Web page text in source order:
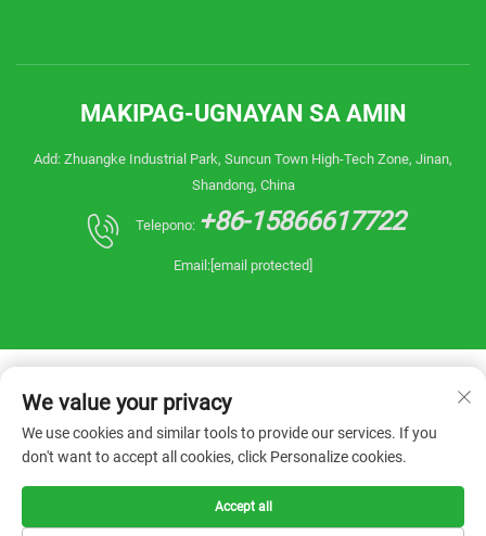
MAKIPAG-UGNAYAN SA AMIN
Add: Zhuangke Industrial Park, Suncun Town High-Tech Zone, Jinan,
Shandong, China
Telepono: +86-15866617722
Email: [email protected]
Copyright © 2026 China Shandong Reanin
Machinery Co.,Ltd. Ang lahat ng karapatan ay
Patakaran sa Pagkakapribado
We value your privacy
We use cookies and similar tools to provide our services. If you
don't want to accept all cookies, click Personalize cookies.
Accept all